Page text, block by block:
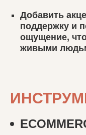
Добавить
поддержку и
ощущение,
живыми